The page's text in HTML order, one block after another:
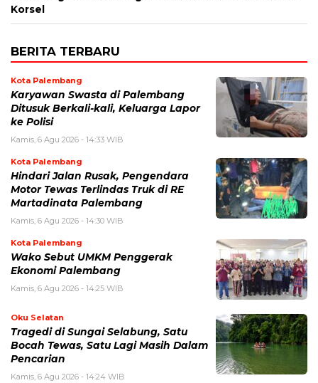
Korsel
BERITA TERBARU
Kota Palembang
Karyawan Swasta di Palembang
Ditusuk Berkali-kali, Keluarga Lapor
ke Polisi
Kamis, 6 Agu 2026 - 14:33 WIB
Kota Palembang
Hindari Jalan Rusak, Pengendara
Motor Tewas Terlindas Truk di RE
Martadinata Palembang
Kamis, 6 Agu 2026 - 14:30 WIB
Kota Palembang
Wako Sebut UMKM Penggerak
Ekonomi Palembang
Kamis, 6 Agu 2026 - 14:25 WIB
Oku Selatan
Tragedi di Sungai Selabung, Satu
Bocah Tewas, Satu Lagi Masih Dalam
Pencarian
Kamis, 6 Agu 2026 - 14:24 WIB